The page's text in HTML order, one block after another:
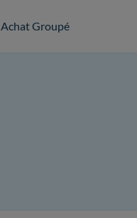
Achat Groupé